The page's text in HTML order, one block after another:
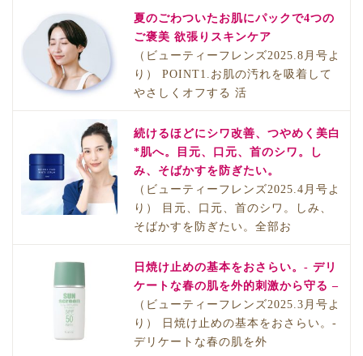
夏のごわついたお肌にパックで4つの
ご褒美 欲張りスキンケア
（ビューティーフレンズ2025.8月号よ
り） POINT1.お肌の汚れを吸着して
やさしくオフする 活
続けるほどにシワ改善、つやめく美白
*肌へ。目元、口元、首のシワ。し
み、そばかすを防ぎたい。
（ビューティーフレンズ2025.4月号よ
り） 目元、口元、首のシワ。しみ、
そばかすを防ぎたい。全部お
日焼け止めの基本をおさらい。- デリ
ケートな春の肌を外的刺激から守る –
（ビューティーフレンズ2025.3月号よ
り） 日焼け止めの基本をおさらい。-
デリケートな春の肌を外